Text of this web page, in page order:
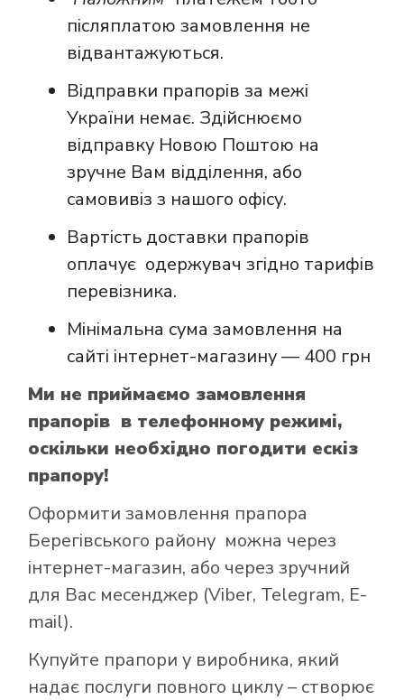
післяплатою замовлення не
відвантажуються.
Відправки прапорів за межі
України немає. Здійснюємо
відправку Новою Поштою на
зручне Вам відділення, або
самовивіз з нашого офісу.
Вартість доставки прапорів
оплачує одержувач згідно тарифів
перевізника.
Мінімальна сума замовлення на
сайті інтернет-магазину — 400 грн
Ми не приймаємо замовлення
прапорів в телефонному режимі,
оскільки необхідно погодити ескіз
прапору!
Оформити замовлення прапора
Берегівського району можна через
інтернет-магазин, або через зручний
для Вас месенджер (Viber, Telegram, E-
mail).
Купуйте прапори у виробника, який
надає послуги повного циклу – створює